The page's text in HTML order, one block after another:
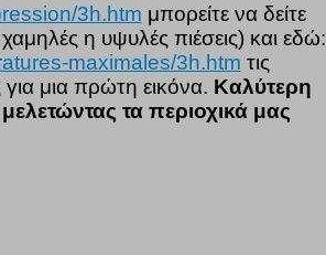
3h.htm μπορείτε να δείτε
η υψυλές πιέσεις) και εδώ:
maximales/3h.htm τις
μια πρώτη εικόνα. Καλύτερη
τα περιοχικά μας